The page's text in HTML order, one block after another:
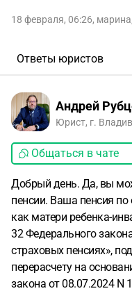
18 февраля, 06:26, марина
Ответы юристов
Андрей
Юрист, г.
Общаться в чате
Добрый день. Да, вы
пенсии. Ваша пенсия по
как матери ребенка-
32 Федерального
страховых пенсиях»,
перерасчету на
закона от 08.07.2024 N